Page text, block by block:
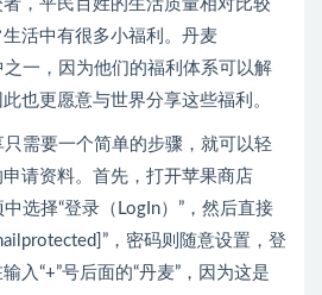
，平民百姓的生活质量相对比较
活中有很多小福利。丹麦
一，因为他们的福利体系可以解
也更愿意与世界分享这些福利。
需要一个简单的步骤，就可以轻
请资料。首先，打开苹果商店
中选择“登录（LogIn）”，然后直接
，密码则随意设置，登
入“+”号后面的“丹麦”，因为这是